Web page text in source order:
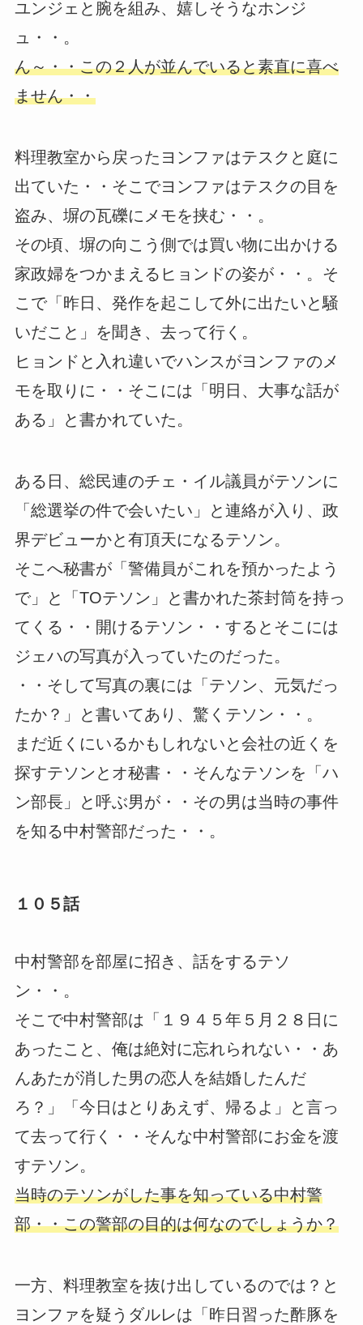
ユンジェと腕を組み、嬉しそうなホンジ
ュ・・。
ん～・・この２人が並んでいると素直に喜べ
ません・・
料理教室から戻ったヨンファはテスクと庭に
出ていた・・そこでヨンファはテスクの目を
盗み、塀の瓦礫にメモを挟む・・。
その頃、塀の向こう側では買い物に出かける
家政婦をつかまえるヒョンドの姿が・・。そ
こで「昨日、発作を起こして外に出たいと騒
いだこと」を聞き、去って行く。
ヒョンドと入れ違いでハンスがヨンファのメ
モを取りに・・そこには「明日、大事な話が
ある」と書かれていた。
ある日、総民連のチェ・イル議員がテソンに
「総選挙の件で会いたい」と連絡が入り、政
界デビューかと有頂天になるテソン。
そこへ秘書が「警備員がこれを預かったよう
で」と「TOテソン」と書かれた茶封筒を持っ
てくる・・開けるテソン・・するとそこには
ジェハの写真が入っていたのだった。
・・そして写真の裏には「テソン、元気だっ
たか？」と書いてあり、驚くテソン・・。
まだ近くにいるかもしれないと会社の近くを
探すテソンとオ秘書・・そんなテソンを「ハ
ン部長」と呼ぶ男が・・その男は当時の事件
を知る中村警部だった・・。
１０５話
中村警部を部屋に招き、話をするテソ
ン・・。
そこで中村警部は「１９４５年５月２８日に
あったこと、俺は絶対に忘れられない・・あ
んあたが消した男の恋人を結婚したんだ
ろ？」「今日はとりあえず、帰るよ」と言っ
て去って行く・・そんな中村警部にお金を渡
すテソン。
当時のテソンがした事を知っている中村警
部・・この警部の目的は何なのでしょうか？
一方、料理教室を抜け出しているのでは？と
ヨンファを疑うダルレは「昨日習った酢豚を